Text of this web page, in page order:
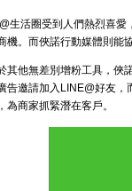
生活圈受到人們熱烈喜
機。而俠諾行動媒體則能
其他無差別增粉工具，俠
告邀請加入LINE@好友
為商家抓緊潛在客戶。